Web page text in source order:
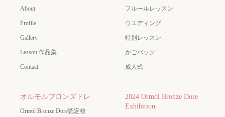
About
Profile
Gallery
Lesson 作品集
Contact
フルールレッスン
ウエディング
特別レッスン
かごバック
成人式
オルモルブロンズドレ
Ormol Bronze Dore認定校
2024 Ormol Bronze Dore
Exhibition